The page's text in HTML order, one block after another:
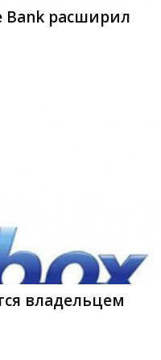
Bank расширил
владельцем